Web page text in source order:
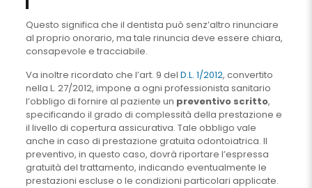
Questo significa che il dentista può senz’altro rinunciare
al proprio onorario, ma tale rinuncia deve essere chiara,
consapevole e tracciabile.
Va inoltre ricordato che l’art. 9 del D.L. 1/2012, convertito
nella L. 27/2012, impone a ogni professionista sanitario
l’obbligo di fornire al paziente un preventivo scritto,
specificando il grado di complessità della prestazione e
il livello di copertura assicurativa. Tale obbligo vale
anche in caso di prestazione gratuita odontoiatrica. Il
preventivo, in questo caso, dovrà riportare l’espressa
gratuità del trattamento, indicando eventualmente le
prestazioni escluse o le condizioni particolari applicate.